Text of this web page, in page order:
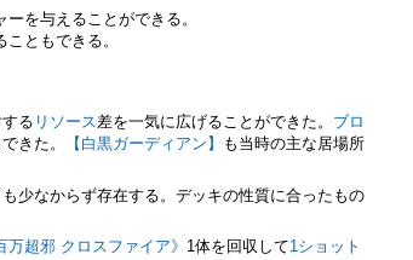
を与えることができる。
こともできる。
る リソース差を一気に広げることができた。 ブロ
きた。 【白黒ガーディアン】
も当時の主な居場所
少なからず存在する。デッキの性質に合ったもの
万超邪 クロスファイア》 1体を回収して1ショット